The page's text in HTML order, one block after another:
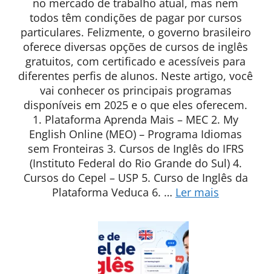
no mercado de trabalho atual, mas nem
todos têm condições de pagar por cursos
particulares. Felizmente, o governo brasileiro
oferece diversas opções de cursos de inglês
gratuitos, com certificado e acessíveis para
diferentes perfis de alunos. Neste artigo, você
vai conhecer os principais programas
disponíveis em 2025 e o que eles oferecem.
1. Plataforma Aprenda Mais – MEC 2. My
English Online (MEO) – Programa Idiomas
sem Fronteiras 3. Cursos de Inglês do IFRS
(Instituto Federal do Rio Grande do Sul) 4.
Cursos do Cepel – USP 5. Curso de Inglês da
Plataforma Veduca 6. … Ler mais